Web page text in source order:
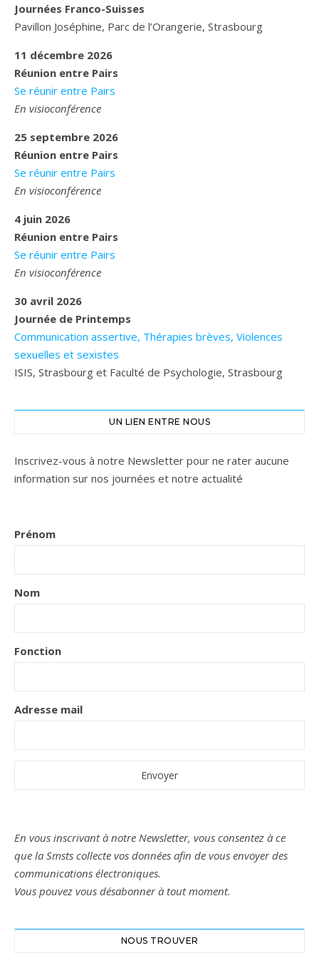
Journées Franco-Suisses
Pavillon Joséphine, Parc de l’Orangerie, Strasbourg
11 décembre 2026
Réunion entre Pairs
Se réunir entre Pairs
En visioconférence
25 septembre 2026
Réunion entre Pairs
Se réunir entre Pairs
En visioconférence
4 juin 2026
Réunion entre Pairs
Se réunir entre Pairs
En visioconférence
30 avril 2026
Journée de Printemps
Communication assertive, Thérapies brèves, Violences
sexuelles et sexistes
ISIS, Strasbourg et Faculté de Psychologie, Strasbourg
UN LIEN ENTRE NOUS
Inscrivez-vous à notre Newsletter pour ne rater aucune
information sur nos journées et notre actualité
Prénom
Nom
Fonction
Adresse mail
En vous inscrivant à notre Newsletter, vous consentez à ce
que la Smsts collecte vos données afin de vous envoyer des
communications électroniques.
Vous pouvez vous désabonner à tout moment.
NOUS TROUVER